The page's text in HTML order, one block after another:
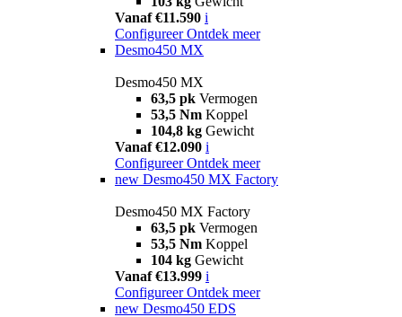
Vanaf €11.590 i
Configureer Ontdek meer
Desmo450 MX
Desmo450 MX
63,5 pk Vermogen
53,5 Nm Koppel
104,8 kg Gewicht
Vanaf €12.090 i
Configureer Ontdek meer
new Desmo450 MX Factory
Desmo450 MX Factory
63,5 pk Vermogen
53,5 Nm Koppel
104 kg Gewicht
Vanaf €13.999 i
Configureer Ontdek meer
new Desmo450 EDS